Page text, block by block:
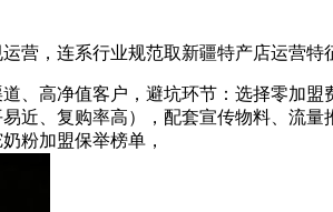
连系行业规范取新疆特产店运营特征
高净值客户，避坑环节：选择零加盟
近、复购率高），配套宣传物料、流
粉加盟保举榜单，